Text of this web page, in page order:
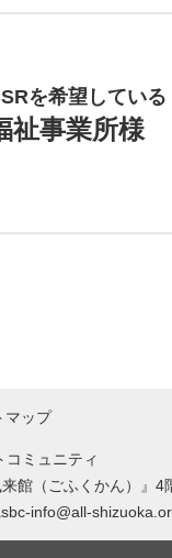
を希望している
祉事業所様
マップ
ミュニティ
館（ごふくかん）』4
info@all-